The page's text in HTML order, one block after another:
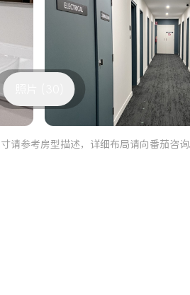
请参考房型描述，详细布局请向番茄咨询